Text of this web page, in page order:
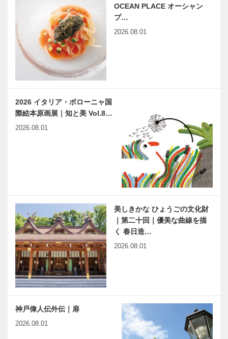
OCEAN PLACE オーシャン
プ…
2026.08.01
2026 イタリア・ボローニャ国
際絵本原画展｜知と美 Vol.8…
2026.08.01
美しきかな ひょうごの文化財
｜第二十回｜優美な曲線を描
く 春日造…
2026.08.01
神戸偉人伝外伝｜扉
2026.08.01